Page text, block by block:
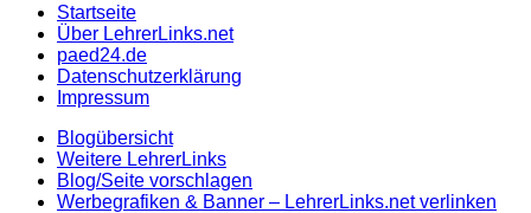
Startseite
Über LehrerLinks.net
paed24.de
Datenschutzerklärung
Impressum
Blogübersicht
Weitere LehrerLinks
Blog/Seite vorschlagen
Werbegrafiken & Banner – LehrerLinks.net verlinken